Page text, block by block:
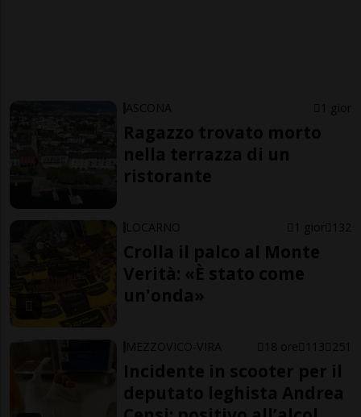
ASCONA 1 gior
Ragazzo trovato morto
nella terrazza di un
ristorante
LOCARNO 1 gior 132
Crolla il palco al Monte
Verità: «È stato come
un'onda»
MEZZOVICO-VIRA 18 ore 113 251
Incidente in scooter per il
deputato leghista Andrea